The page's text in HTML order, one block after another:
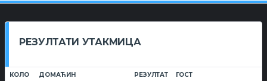
РЕЗУЛТАТИ УТАКМИЦА
КОЛО ДОМАЋИН РЕЗУЛТАТ ГОСТ